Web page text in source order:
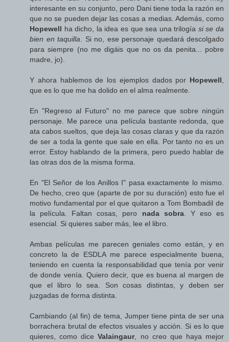
interesante en su conjunto, pero Dani tiene toda la razón en
que no se pueden dejar las cosas a medias. Además, como
Hopewell ha dicho, la idea es que sea una trilogía si se da
bien en taquilla. Si no, ese personaje quedará descolgado
para siempre (no me digáis que no os da penita... pobre
madre, jo).
Y ahora hablemos de los ejemplos dados por Hopewell,
que es lo que me ha dolido en el alma realmente.
En "Regreso al Futuro" no me parece que sobre ningún
personaje. Me parece una película bastante redonda, que
ata cabos sueltos, que deja las cosas claras y que da razón
de ser a toda la gente que sale en ella. Por tanto no es un
error. Estoy hablando de la primera, pero puedo hablar de
las otras dos de la misma forma.
En "El Señor de los Anillos I" pasa exactamente lo mismo.
De hecho, creo que (aparte de por su duración) esto fue el
motivo fundamental por el que quitaron a Tom Bombadil de
la película. Faltan cosas, pero nada sobra. Y eso es
esencial. Si quieres saber más, lee el libro.
Ambas películas me parecen geniales como están, y en
concreto la de ESDLA me parece especialmente buena,
teniendo en cuenta la responsabilidad que tenía por venir
de donde venía. Quiero decir, que es buena al margen de
que el libro lo sea. Son cosas distintas, y deben ser
juzgadas de forma distinta.
Cambiando (al fin) de tema, Jumper tiene pinta de ser una
borrachera brutal de efectos visuales y acción. Si es lo que
quieres, como diceValaingaur, no creo que haya mejor